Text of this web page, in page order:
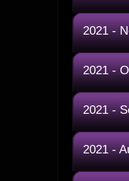
2021 -
2021 -
2021 -
2021 -